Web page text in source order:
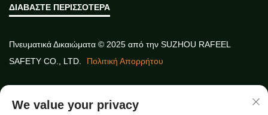
ΔΙΑΒΆΣΤΕ ΠΕΡΙΣΣΌΤΕΡΑ
Πνευματικά Δικαιώματα © 2025 από την SUZHOU RAFEEL
SAFETY CO., LTD.
Πολιτική Απορρήτου
We value your privacy